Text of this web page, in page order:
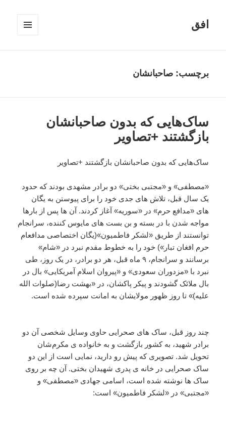
افق
برچسب:صاحبانشان
ساک‌هایی که بدون صاحبانشان
بازگشتند +تصاویر
ساک‌هایی که بدون صاحبانشان بازگشتند +تصاویر
«مصطفی» و «مجتبی بختی» دو برادر مشهدی بودند که حدود
یک سال قبل، تلاش های جدی خود را برای پیوستن به یگان
های «مدافع حرم» در «سوریه» آغاز کردند. آن ها پس از بارها
مواجه شدن با در بسته و بن بست های مایوس کننده، سرانجام
توانستند از طریق «لشکر فاطمیون»(یگان اختصاصی مدافعام
حرم افغان تبار») خود را به خطوط مقدم نبرد در «شام»
برسانند و سرانجام، ۹ ماه قبل، هر دو برادر، در یک روز، طی
نبرد با «مزدوران سعودی» و «پیروان اسلام آمریکایی» بال در
بال ملائک گشودند و پیکر پاکشان، در «بهشت رضا(صلوات الله
علیه)» تا روز ظهور مولایشان به امانت سپرده شده است.
چند روز قبل، ساک های صحرایی حاوی وسایل شخصی آن دو
برادر شهید، به کشور بازگشت و به خانواده ی مکرم‌شان
تحویل شد. تصویری که پیش رو دارید، نمایی است از این دو
ساک صحرایی در خانه ی پدری شهیدان بختی. آن چه بر روی
ساک ها نوشته شده است، اسامی جهادی «مصطفی» و
«مجتبی» در «لشکر فاطمیون» است: